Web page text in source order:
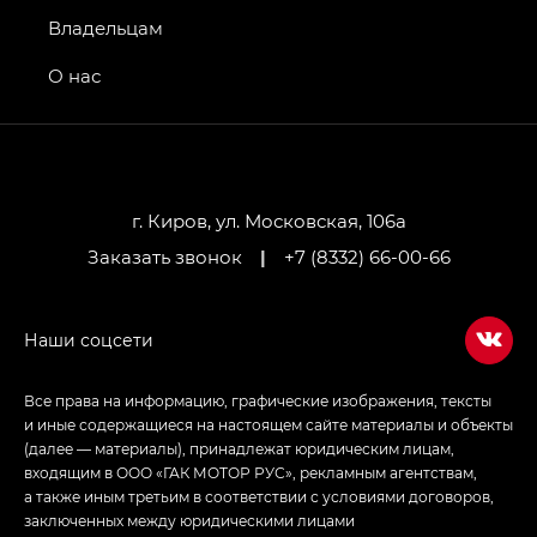
GT, Джи Эль — GL
GS4 — Джи Эс 4 (GS4) в комплектациях Джи Би
привод — GB AWD, Джи Эль Полный привод —
Джи Ти — GT, Джи Икс — GX,
LOUNGE
Джи Эс — GS, Джи Эль с элементы экстерьера
г. Киров, ул. Московская, 106а
Заказать звонок
| +7 (8332) 66-00-66
Владельцам
О нас
Все права на информацию, графические изображения, тексты
и иные содержащиеся на настоящем сайте материалы и объекты
(далее — материалы), принадлежат юридическим лицам,
входящим в ООО «ГАК МОТОР РУС», рекламным агентствам,
а также иным третьим в соответствии с условиями договоров,
заключенных между юридическими лицами